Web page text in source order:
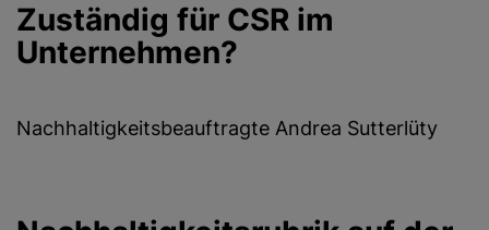
Zuständig für CSR im
Unternehmen?
Nachhaltigkeitsbeauftragte Andrea Sutterlüty